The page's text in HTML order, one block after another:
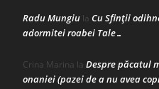
Radu Mungiu la Cu Sfinții
adormitei roabei Tale…
Crina Marina la Despre păcatul
onaniei (pazei de a nu avea